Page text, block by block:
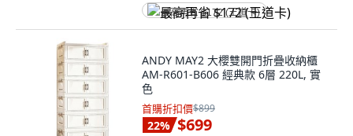
最高再省 $172 (王道卡)
ANDY MAY2 大櫻雙開門折疊收納櫃
AM-R601-B606 經典款 6層 220L, 實
色
首購折扣價$899
22% $699